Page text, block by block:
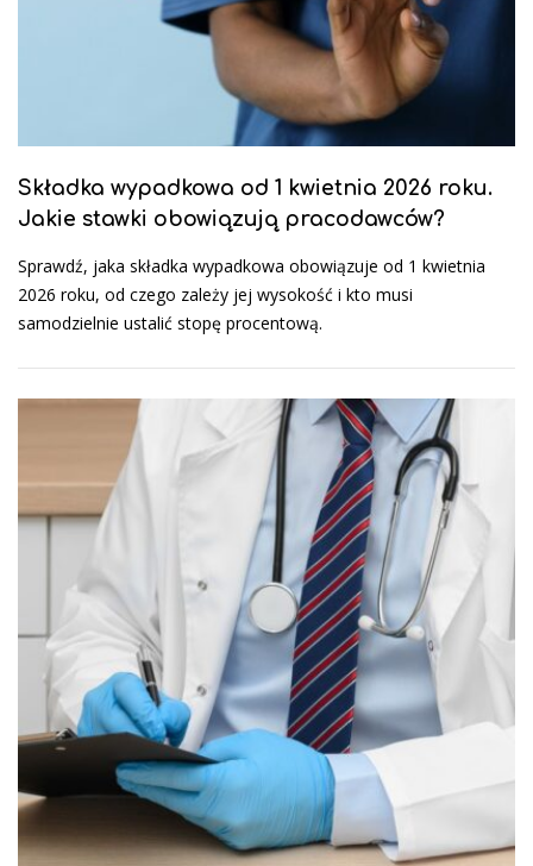
Składka wypadkowa od 1 kwietnia 2026 roku.
Jakie stawki obowiązują pracodawców?
Sprawdź, jaka składka wypadkowa obowiązuje od 1 kwietnia
2026 roku, od czego zależy jej wysokość i kto musi
samodzielnie ustalić stopę procentową.